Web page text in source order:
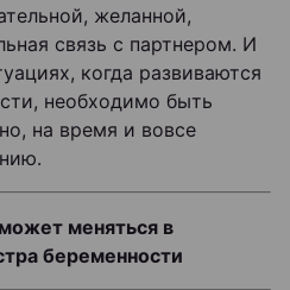
желанной,
связь с партнером. И
когда развиваются
необходимо быть
на время и вовсе
меняться в
беременности